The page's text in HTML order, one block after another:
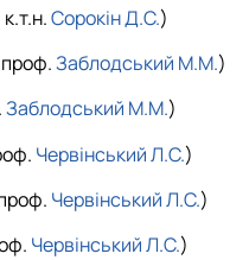
Сорокін Д.С.)
проф.Заблодський М.М.)
Заблодський М.М.)
Червінський Л.С.)
Червінський Л.С.)
Червінський Л.С.)